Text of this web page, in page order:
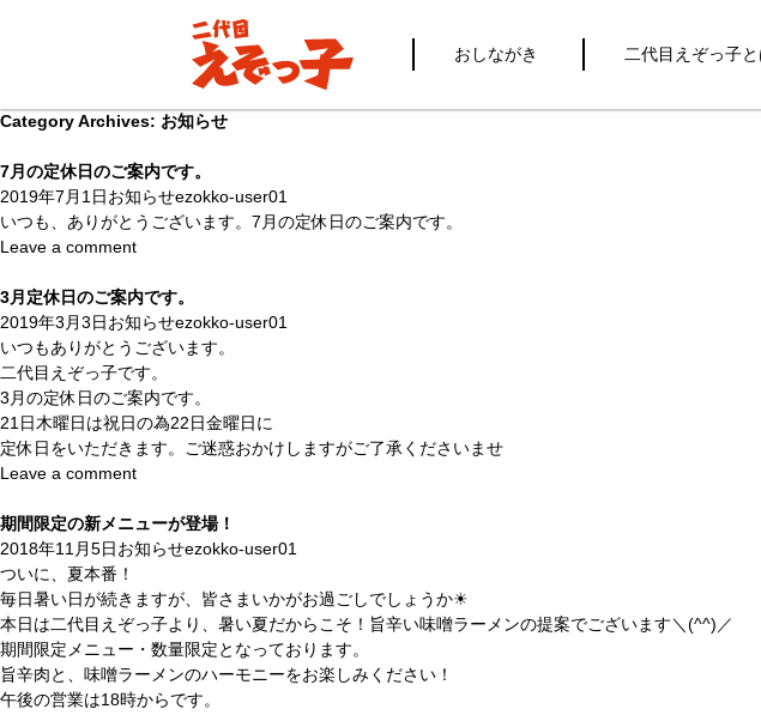
おしながき 二代目えぞっ子と
Category Archives: お知らせ
7月の定休日のご案内です。
2019年7月1日お知らせezokko-user01
いつも、ありがとうございます。7月の定休日のご案内です。
Leave a comment
3月定休日のご案内です。
2019年3月3日お知らせezokko-user01
いつもありがとうございます。
二代目えぞっ子です。
3月の定休日のご案内です。
21日木曜日は祝日の為22日金曜日に
定休日をいただきます。ご迷惑おかけしますがご了承くださいませ
Leave a comment
期間限定の新メニューが登場！
2018年11月5日お知らせezokko-user01
ついに、夏本番！
毎日暑い日が続きますが、皆さまいかがお過ごしでしょうか☀︎
本日は二代目えぞっ子より、暑い夏だからこそ！旨辛い味噌ラーメンの提案でございます＼(^^)／
期間限定メニュー・数量限定となっております。
旨辛肉と、味噌ラーメンのハーモニーをお楽しみください！
午後の営業は18時からです。